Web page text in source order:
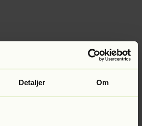
Detaljer Om